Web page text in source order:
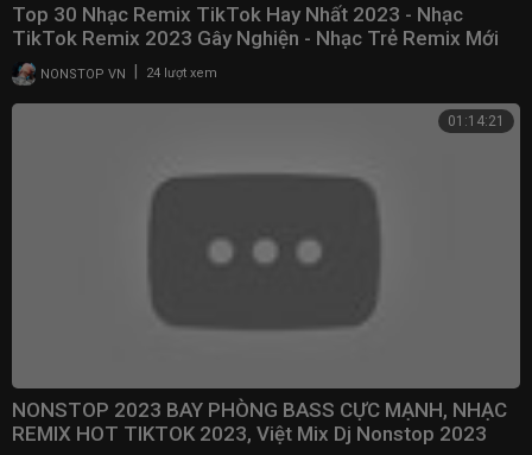
Top 30 Nhạc Remix TikTok Hay Nhất 2023 - Nhạc
TikTok Remix 2023 Gây Nghiện - Nhạc Trẻ Remix Mới
NhấtNONSTOP VN 24 lượt xem
01:14:21
NONSTOP 2023 BAY PHÒNG BASS CỰC MẠNH, NHẠC
REMIX HOT TIKTOK 2023, Việt Mix Dj Nonstop 2023